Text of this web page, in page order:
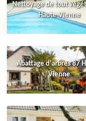
Nettoyage de tout
Haute-Vienne
Abattage d'arbres 87
Vienne